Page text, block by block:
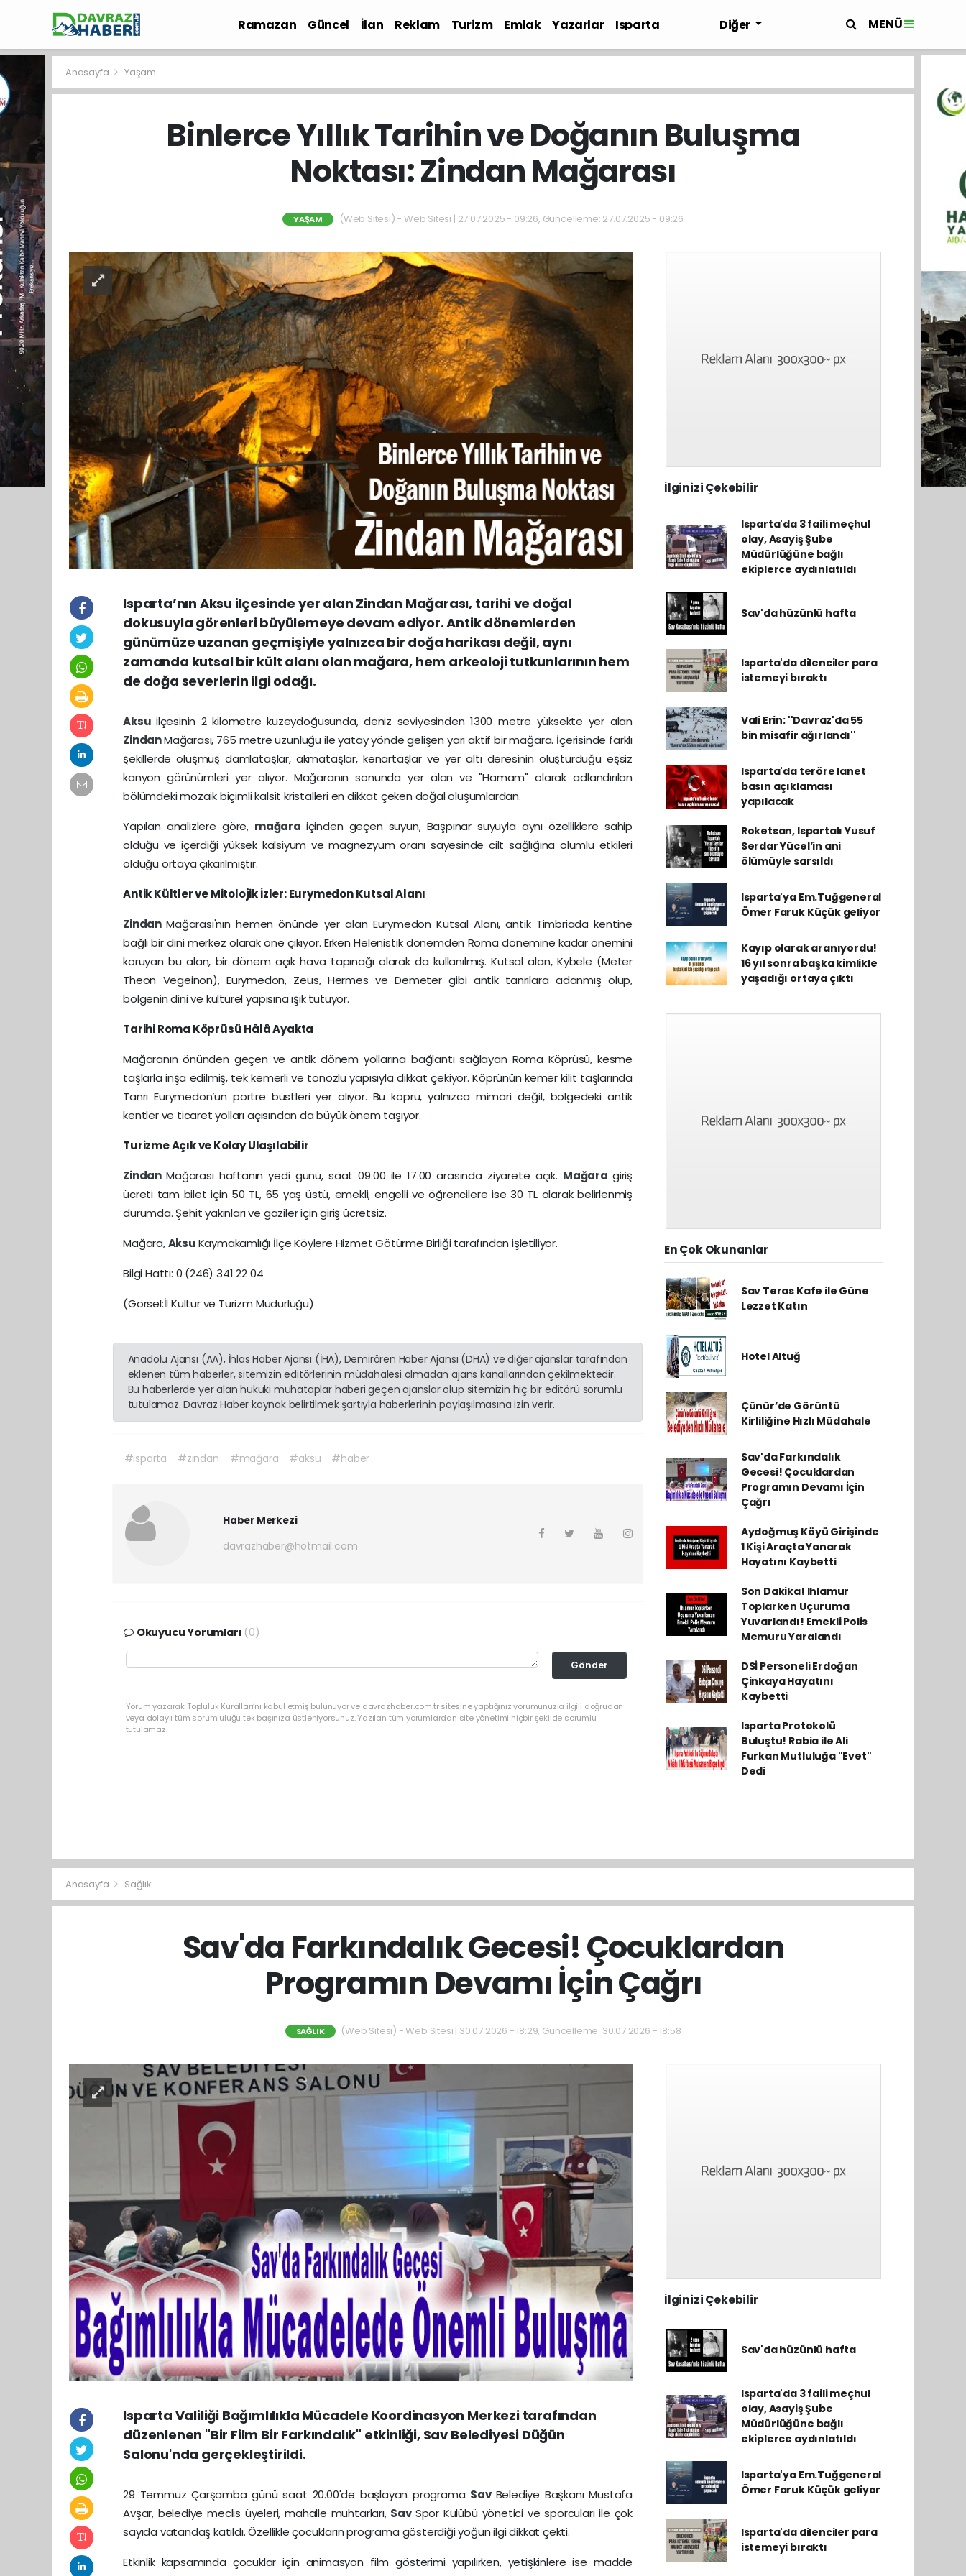
Ramazan Güncel İlan Reklam Turizm Emlak Yazarlar
Isparta
Diğer MENÜ
Anasayfa Yaşam
Binlerce Yıllık Tarihin ve Doğanın Buluşma
Noktası: Zindan Mağarası
YAŞAM (Web Sitesi) - Web Sitesi | 27.07.2025 - 09:26, Güncelleme: 27.07.2025 - 09:26
Isparta’nın Aksu ilçesinde yer alan Zindan Mağarası, tarihi ve doğal
dokusuyla görenleri büyülemeye devam ediyor. Antik dönemlerden
günümüze uzanan geçmişiyle yalnızca bir doğa harikası değil, aynı
zamanda kutsal bir kült alanı olan mağara, hem arkeoloji tutkunlarının hem
de doğa severlerin ilgi odağı.
Aksu ilçesinin 2 kilometre kuzeydoğusunda, deniz seviyesinden 1300 metre yüksekte yer alan
ZindanMağarası, 765 metre uzunluğu ile yatay yönde gelişen yarı aktif bir mağara. İçerisinde farklı
şekillerde oluşmuş damlataşlar, akmataşlar, kenartaşlar ve yer altı deresinin oluşturduğu eşsiz
kanyon görünümleri yer alıyor. Mağaranın sonunda yer alan ve "Hamam" olarak adlandırılan
bölümdeki mozaik biçimli kalsit kristalleri en dikkat çeken doğal oluşumlardan.
Yapılan analizlere göre, mağara içinden geçen suyun, Başpınar suyuyla aynı özelliklere sahip
olduğu ve içerdiği yüksek kalsiyum ve magnezyum oranı sayesinde cilt sağlığına olumlu etkileri
olduğu ortaya çıkarılmıştır.
Antik Kültler ve Mitolojik İzler: Eurymedon Kutsal Alanı
ZindanMağarası'nın hemen önünde yer alan Eurymedon Kutsal Alanı, antik Timbriada kentine
bağlı bir dini merkez olarak öne çıkıyor. Erken Helenistik dönemden Roma dönemine kadar önemini
koruyan bu alan, bir dönem açık hava tapınağı olarak da kullanılmış. Kutsal alan, Kybele (Meter
Theon Vegeinon), Eurymedon, Zeus, Hermes ve Demeter gibi antik tanrılara adanmış olup,
bölgenin dini ve kültürel yapısına ışık tutuyor.
Tarihi Roma Köprüsü Hâlâ Ayakta
Mağaranın önünden geçen ve antik dönem yollarına bağlantı sağlayan Roma Köprüsü, kesme
taşlarla inşa edilmiş, tek kemerli ve tonozlu yapısıyla dikkat çekiyor. Köprünün kemer kilit taşlarında
Tanrı Eurymedon’un portre büstleri yer alıyor. Bu köprü, yalnızca mimari değil, bölgedeki antik
kentler ve ticaret yolları açısından da büyük önem taşıyor.
Turizme Açık ve Kolay Ulaşılabilir
ZindanMağarası haftanın yedi günü, saat 09.00 ile 17.00 arasında ziyarete açık. Mağara giriş
ücreti tam bilet için 50 TL, 65 yaş üstü, emekli, engelli ve öğrencilere ise 30 TL olarak belirlenmiş
durumda. Şehit yakınları ve gaziler için giriş ücretsiz.
Mağara,AksuKaymakamlığı İlçe Köylere Hizmet Götürme Birliği tarafından işletiliyor.
Bilgi Hattı: 0 (246) 341 22 04
(Görsel:İl Kültür ve Turizm Müdürlüğü)
Anadolu Ajansı (AA), İhlas Haber Ajansı (İHA), Demirören Haber Ajansı (DHA) ve diğer ajanslar tarafından
eklenen tüm haberler, sitemizin editörlerinin müdahalesi olmadan ajans kanallarından çekilmektedir.
Bu haberlerde yer alan hukuki muhataplar haberi geçen ajanslar olup sitemizin hiç bir editörü sorumlu
tutulamaz. Davraz Haber kaynak belirtilmek şartıyla haberlerinin paylaşılmasına izin verir.
#ısparta #zindan #mağara #aksu #haber
Haber Merkezi
davrazhaber@hotmail.com
Okuyucu Yorumları (0)
Gönder
Yorum yazarak Topluluk Kuralları’nı kabul etmiş bulunuyor ve davrazhaber.com.tr sitesine yaptığınız yorumunuzla ilgili doğrudan
veya dolaylı tüm sorumluluğu tek başınıza üstleniyorsunuz. Yazılan tüm yorumlardan site yönetimi hiçbir şekilde sorumlu
tutulamaz.
İlginizi Çekebilir
Isparta'da 3 faili meçhul
olay, Asayiş Şube
Müdürlüğüne bağlı
ekiplerce aydınlatıldı
Sav'da hüzünlü hafta
Isparta'da dilenciler para
istemeyi bıraktı
Vali Erin: ''Davraz'da 55
bin misafir ağırlandı''
Isparta'da teröre lanet
basın açıklaması
yapılacak
Roketsan, Ispartalı Yusuf
Serdar Yücel’in ani
ölümüyle sarsıldı
Isparta'ya Em.Tuğgeneral
Ömer Faruk Küçük geliyor
Kayıp olarak aranıyordu!
16 yıl sonra başka kimlikle
yaşadığı ortaya çıktı
En Çok Okunanlar
Sav Teras Kafe ile Güne
Lezzet Katın
Hotel Altuğ
Çünür’de Görüntü
Kirliliğine Hızlı Müdahale
Sav'da Farkındalık
Gecesi! Çocuklardan
Programın Devamı İçin
Çağrı
Aydoğmuş Köyü Girişinde
1 Kişi Araçta Yanarak
Hayatını Kaybetti
Son Dakika! Ihlamur
Toplarken Uçuruma
Yuvarlandı! Emekli Polis
Memuru Yaralandı
DSİ Personeli Erdoğan
Çinkaya Hayatını
Kaybetti
Isparta Protokolü
Buluştu! Rabia ile Ali
Furkan Mutluluğa "Evet"
Dedi
Anasayfa Sağlık
Sav'da Farkındalık Gecesi! Çocuklardan
Programın Devamı İçin Çağrı
SAĞLIK (Web Sitesi) - Web Sitesi | 30.07.2026 - 18:29, Güncelleme: 30.07.2026 - 18:58
Isparta Valiliği Bağımlılıkla Mücadele Koordinasyon Merkezi tarafından
düzenlenen "Bir Film Bir Farkındalık" etkinliği, Sav Belediyesi Düğün
Salonu'nda gerçekleştirildi.
29 Temmuz Çarşamba günü saat 20.00'de başlayan programa Sav Belediye Başkanı Mustafa
Avşar, belediye meclis üyeleri, mahalle muhtarları, Sav Spor Kulübü yönetici ve sporcuları ile çok
sayıda vatandaş katıldı. Özellikle çocukların programa gösterdiği yoğun ilgi dikkat çekti.
Etkinlik kapsamında çocuklar için animasyon film gösterimi yapılırken, yetişkinlere ise madde
İlginizi Çekebilir
Sav'da hüzünlü hafta
Isparta'da 3 faili meçhul
olay, Asayiş Şube
Müdürlüğüne bağlı
ekiplerce aydınlatıldı
Isparta'ya Em.Tuğgeneral
Ömer Faruk Küçük geliyor
Isparta'da dilenciler para
istemeyi bıraktı